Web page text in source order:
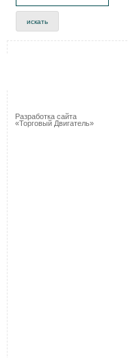
Разработка сайта
«Торговый Двигатель»